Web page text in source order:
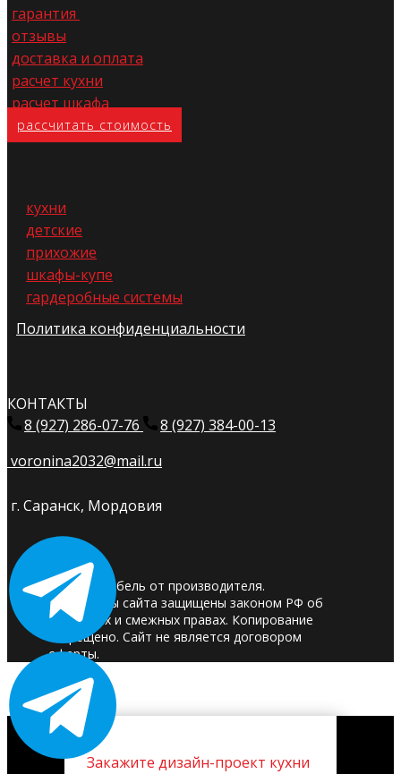
гарантия
отзывы
доставка и оплата
расчет кухни
расчет шкафа
расс​читать стоимость
кухни
детские
прихожие
шкафы-купе
гардеробные системы
Политика конфиденциальности
КОНТАКТЫ
8 (927) 286-07-76
8 (927) 384-00-13
voronina2032@mail.ru
г. Саранск, Мордовия
© 2025. Мебель от производителя.
Материалы сайта защищены законом РФ об
авторских и смежных правах. Копирование
запрещено. Сайт не является договором
оферты.
Закажите дизайн-проект кухни